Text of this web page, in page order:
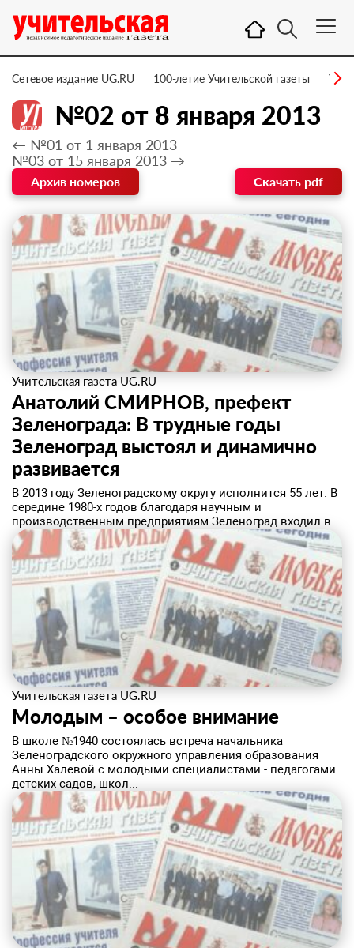
Сетевое издание UG.RU 100-летие Учительской газеты УГ –
№02 от 8 января 2013
← №01 от 1 января 2013
№03 от 15 января 2013 →
Архив номеров Скачать pdf
Учительская газета UG.RU
Анатолий СМИРНОВ, префект
Зеленограда: В трудные годы
Зеленоград выстоял и динамично
развивается
​В 2013 году Зеленоградскому округу исполнится 55 лет. В
середине 1980-х годов благодаря научным и
производственным предприятиям Зеленоград входил в...
Учительская газета UG.RU
Молодым – особое внимание
​В школе №1940 состоялась встреча начальника
Зеленоградского окружного управления образования
Анны Халевой с молодыми специалистами - педагогами
детских садов, школ...